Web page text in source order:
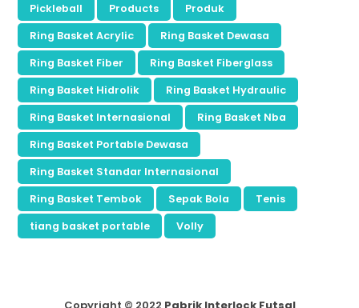
Pickleball
Products
Produk
Ring Basket Acrylic
Ring Basket Dewasa
Ring Basket Fiber
Ring Basket Fiberglass
Ring Basket Hidrolik
Ring Basket Hydraulic
Ring Basket Internasional
Ring Basket Nba
Ring Basket Portable Dewasa
Ring Basket Standar Internasional
Ring Basket Tembok
Sepak Bola
Tenis
tiang basket portable
Volly